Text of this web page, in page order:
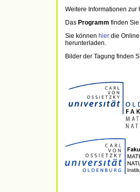
Weitere Informationen
Das Programm finden Sie
Sie können hier die
herunterladen.
Bilder der Tagung finden